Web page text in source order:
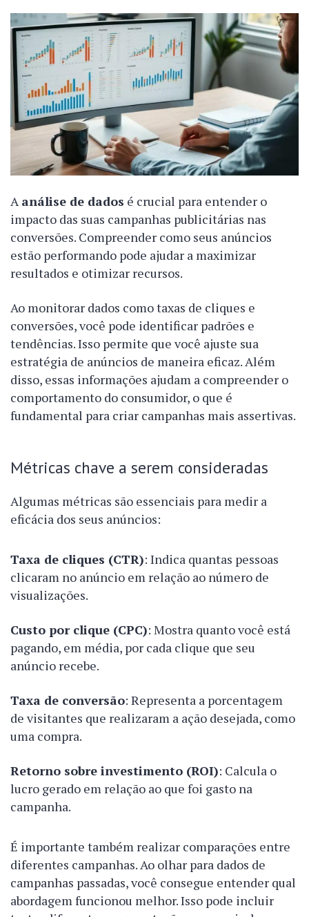
Aanálise de dados é crucial para entender o
impacto das suas campanhas publicitárias nas
conversões. Compreender como seus anúncios
estão performando pode ajudar a maximizar
resultados e otimizar recursos.
Ao monitorar dados como taxas de cliques e
conversões, você pode identificar padrões e
tendências. Isso permite que você ajuste sua
estratégia de anúncios de maneira eficaz. Além
disso, essas informações ajudam a compreender o
comportamento do consumidor, o que é
fundamental para criar campanhas mais assertivas.
Métricas chave a serem consideradas
Algumas métricas são essenciais para medir a
eficácia dos seus anúncios:
Taxa de cliques (CTR): Indica quantas pessoas
clicaram no anúncio em relação ao número de
visualizações.
Custo por clique (CPC): Mostra quanto você está
pagando, em média, por cada clique que seu
anúncio recebe.
Taxa de conversão: Representa a porcentagem
de visitantes que realizaram a ação desejada, como
uma compra.
Retorno sobre investimento (ROI): Calcula o
lucro gerado em relação ao que foi gasto na
campanha.
É importante também realizar comparações entre
diferentes campanhas. Ao olhar para dados de
campanhas passadas, você consegue entender qual
abordagem funcionou melhor. Isso pode incluir